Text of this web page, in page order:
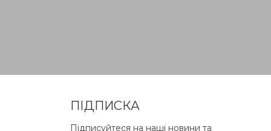
ПІДПИСКА
Підписуйтеся на наші новини та